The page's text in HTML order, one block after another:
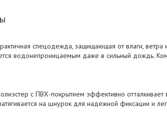
спецодежда, защищающая от влаги, ветра
водонепроницаемым даже в сильный дождь.
с ПВХ-покрытием эффективно отталкивает
на шнурок для надежной фиксации и